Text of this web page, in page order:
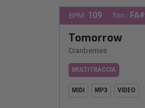
BPM: 109 Ton.: FA#
Tomorrow
Cranberries
MULTITRACCIA
MIDI MP3 VIDEO